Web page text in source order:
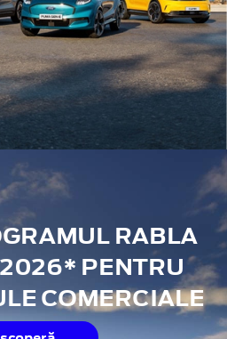
RABLA
2026* PENTRU
COMERCIALE